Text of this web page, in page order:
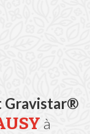
Gravistar®
à